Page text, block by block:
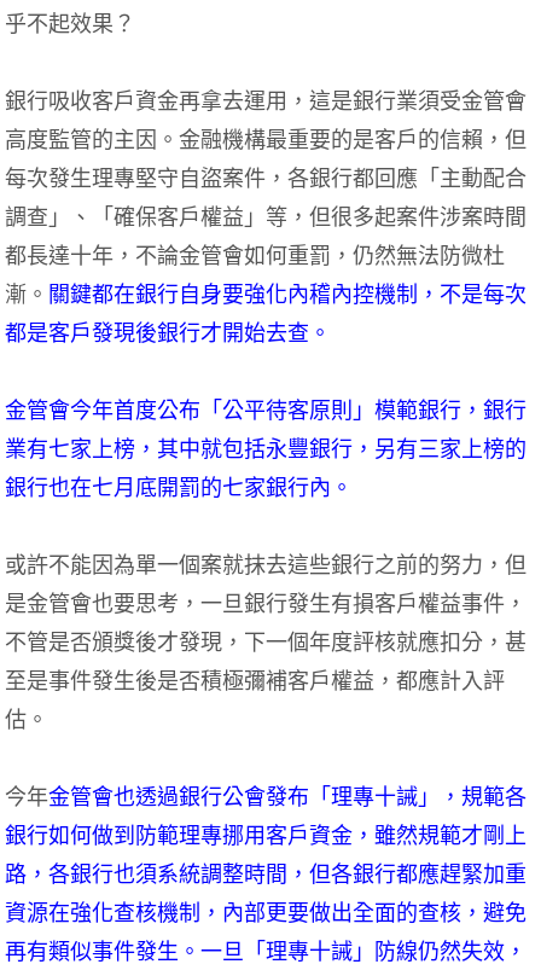
乎不起效果？
銀行吸收客戶資金再拿去運用，這是銀行業須受金管會
高度監管的主因。金融機構最重要的是客戶的信賴，但
每次發生理專堅守自盜案件，各銀行都回應「主動配合
調查」、「確保客戶權益」等，但很多起案件涉案時間
都長達十年，不論金管會如何重罰，仍然無法防微杜
漸。 關鍵都在銀行自身要強化內稽內控機制，不是每次
都是客戶發現後銀行才開始去查。
金管會今年首度公布「公平待客原則」模範銀行，銀行
業有七家上榜，其中就包括永豐銀行，另有三家上榜的
銀行也在七月底開罰的七家銀行內。
或許不能因為單一個案就抹去這些銀行之前的努力，但
是金管會也要思考，一旦銀行發生有損客戶權益事件，
不管是否頒獎後才發現，下一個年度評核就應扣分，甚
至是事件發生後是否積極彌補客戶權益，都應計入評
估。
今年金管會也透過銀行公會發布「理專十誡」，規範各
銀行如何做到防範理專挪用客戶資金，雖然規範才剛上
路，各銀行也須系統調整時間，但各銀行都應趕緊加重
資源在強化查核機制，內部更要做出全面的查核，避免
再有類似事件發生。一旦「理專十誡」防線仍然失效，